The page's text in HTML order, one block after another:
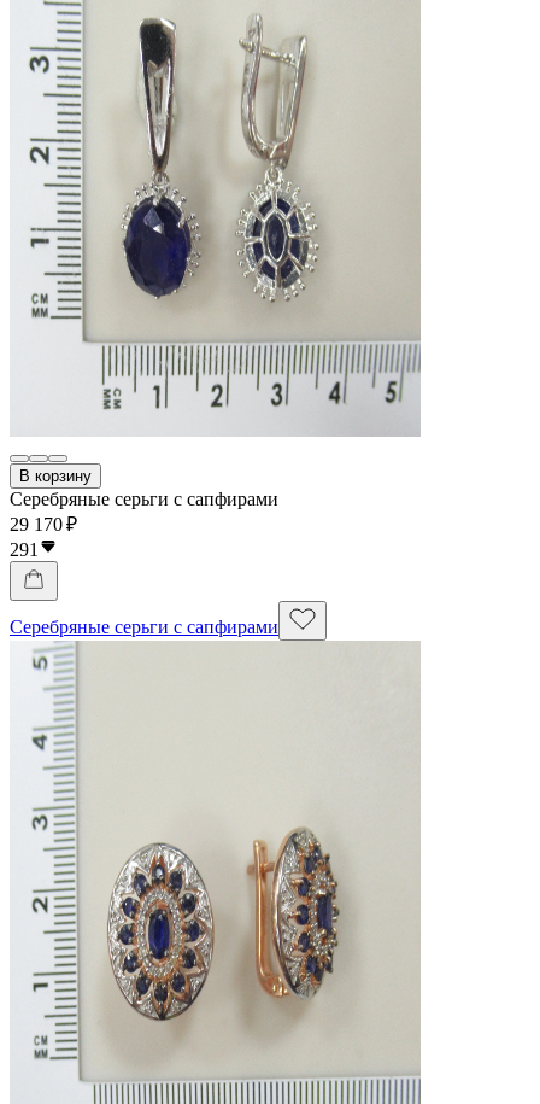
В корзину
Серебряные серьги с сапфирами
29 170 ₽
291
Серебряные серьги с сапфирами